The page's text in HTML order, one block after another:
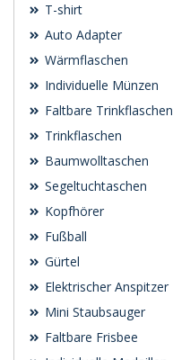
T-shirt
Auto Adapter
Wärmflaschen
Individuelle Münzen
Faltbare Trinkflaschen
Trinkflaschen
Baumwolltaschen
Segeltuchtaschen
Kopfhörer
Fußball
Gürtel
Elektrischer Anspitzer
Mini Staubsauger
Faltbare Frisbee